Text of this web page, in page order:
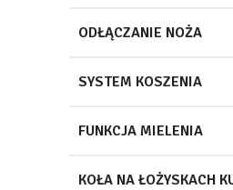
ODŁĄCZANIE NOŻA
SYSTEM KOSZENIA
FUNKCJA MIELENIA
KOŁA NA ŁOŻYSKACH